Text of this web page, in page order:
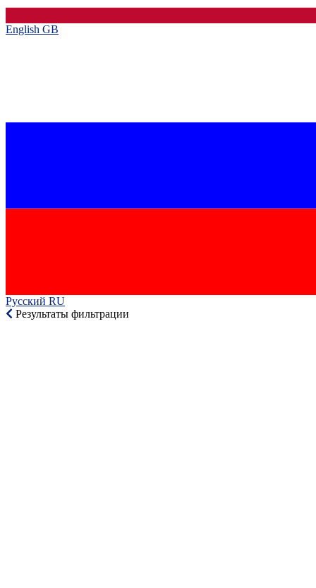
English GB‎
Русский RU‎
Результаты фильтрации